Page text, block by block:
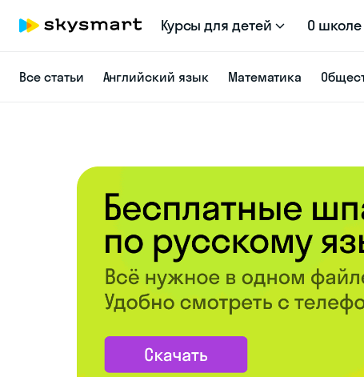
Курсы для детей О школе
Все статьи Английский язык Математика